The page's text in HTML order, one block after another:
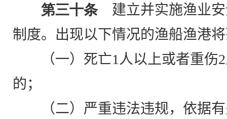
第三十条建立并实施渔业安
制度。出现以下情况的渔船渔港
（一）死亡1 人以上或者重伤2
的；
（二）严重违法违规，依据